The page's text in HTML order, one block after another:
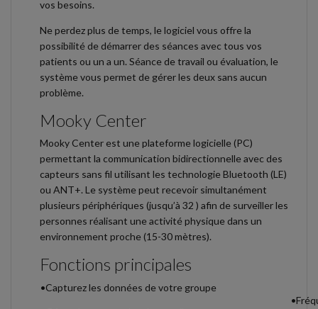
vos besoins.
Ne perdez plus de temps, le logiciel vous offre la
possibilité de démarrer des séances avec tous vos
patients ou un a un. Séance de travail ou évaluation, le
système vous permet de gérer les deux sans aucun
problème.
Mooky Center
Mooky Center est une plateforme logicielle (PC)
permettant la communication bidirectionnelle avec des
capteurs sans fil utilisant les technologie Bluetooth (LE)
ou ANT+. Le système peut recevoir simultanément
plusieurs périphériques (jusqu’à 32 ) afin de surveiller les
personnes réalisant une activité physique dans un
environnement proche (15-30 mètres).
Fonctions principales
•Capturez les données de votre groupe